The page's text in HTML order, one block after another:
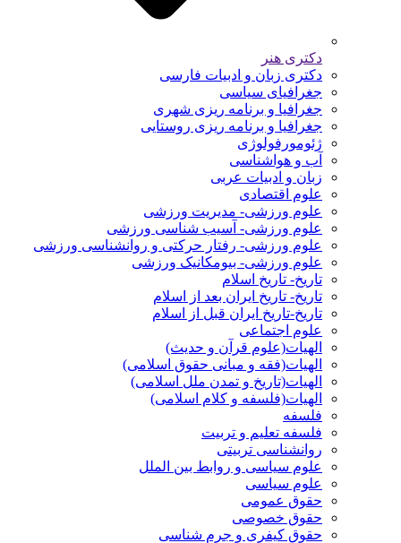
دکتری هنر
دکتری زبان و ادبیات فارسی
جغرافیای سیاسی
جغرافیا و برنامه ریزی شهری
جغرافیا و برنامه ریزی روستایی
ژئومورفولوژی
آب و هواشناسی
زبان و ادبیات عربی
علوم اقتصادی
علوم ورزشی- مدیریت ورزشی
علوم ورزشی- آسیب شناسی ورزشی
علوم ورزشی- رفتار حرکتی و روانشناسی ورزشی
علوم ورزشی- بیومکانیک ورزشی
تاریخ- تاریخ اسلام
تاریخ- تاریخ ایران بعد از اسلام
تاریخ-تاریخ ایران قبل از اسلام
علوم اجتماعی
الهیات(علوم قرآن و حدیث)
الهیات(فقه و مبانی حقوق اسلامی)
الهیات(تاریخ و تمدن ملل اسلامی)
الهیات(فلسفه و کلام اسلامی)
فلسفه
فلسفه تعلیم و تربیت
روانشناسی تربیتی
علوم سیاسی و روابط بین الملل
علوم سیاسی
حقوق عمومی
حقوق خصوصی
حقوق کیفری و جرم شناسی